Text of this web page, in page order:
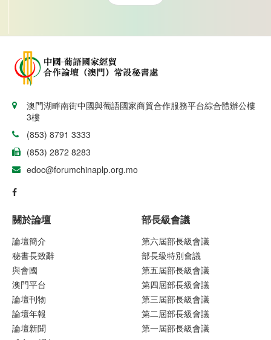
澳門湖畔南街中國與葡語國家商貿合作服務平台綜合體辦公樓
3樓
(853) 8791 3333
(853) 2872 8283
edoc@forumchinaplp.org.mo
關於論壇
論壇簡介
秘書長致辭
與會國
澳門平台
論壇刊物
論壇年報
論壇新聞
部長級會議
第六屆部長級會議
部長級特別會議
第五屆部長級會議
第四屆部長級會議
第三屆部長級會議
第二屆部長級會議
第一屆部長級會議